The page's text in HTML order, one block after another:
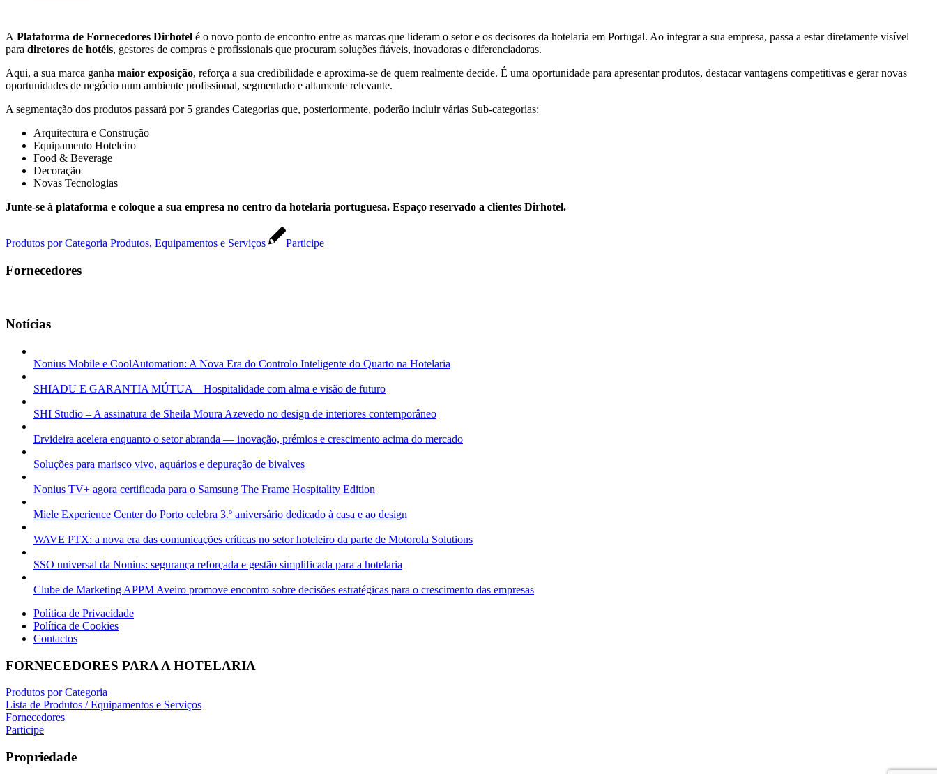
A Plataforma de Fornecedores Dirhotel é o novo ponto de encontro entre as marcas que lideram o setor e os decisores da hotelaria em Portugal. Ao integrar a sua empresa, passa a estar diretamente visível
para diretores de hotéis, gestores de compras e profissionais que procuram soluções fiáveis, inovadoras e diferenciadoras.
Aqui, a sua marca ganha maior exposição, reforça a sua credibilidade e aproxima-se de quem realmente decide. É uma oportunidade para apresentar produtos, destacar vantagens competitivas e gerar novas
oportunidades de negócio num ambiente profissional, segmentado e altamente relevante.
A segmentação dos produtos passará por 5 grandes Categorias que, posteriormente, poderão incluir várias Sub-categorias:
Arquitectura e Construção
Equipamento Hoteleiro
Food & Beverage
Decoração
Novas Tecnologias
Junte-se à plataforma e coloque a sua empresa no centro da hotelaria portuguesa. Espaço reservado a clientes Dirhotel.
Produtos por Categoria Produtos, Equipamentos e Serviços Participe
Fornecedores
Notícias
Nonius Mobile e CoolAutomation: A Nova Era do Controlo Inteligente do Quarto na Hotelaria
SHIADU E GARANTIA MÚTUA – Hospitalidade com alma e visão de futuro
SHI Studio – A assinatura de Sheila Moura Azevedo no design de interiores contemporâneo
Ervideira acelera enquanto o setor abranda — inovação, prémios e crescimento acima do mercado
Soluções para marisco vivo, aquários e depuração de bivalves
Nonius TV+ agora certificada para o Samsung The Frame Hospitality Edition
Miele Experience Center do Porto celebra 3.º aniversário dedicado à casa e ao design
WAVE PTX: a nova era das comunicações críticas no setor hoteleiro da parte de Motorola Solutions
SSO universal da Nonius: segurança reforçada e gestão simplificada para a hotelaria
Clube de Marketing APPM Aveiro promove encontro sobre decisões estratégicas para o crescimento das empresas
Política de Privacidade
Política de Cookies
Contactos
FORNECEDORES PARA A HOTELARIA
Produtos por Categoria
Lista de Produtos / Equipamentos e Serviços
Fornecedores
Participe
Propriedade